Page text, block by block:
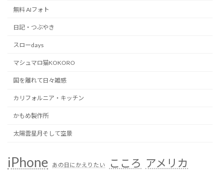
無料 AIフォト
日記・つぶやき
スローdays
マシュマロ猫KOKORO
国を離れて日々雑感
カリフォルニア・キッチン
かもめ製作所
太陽雲星月そして空景
iPhone あの日にかえりたい こころ アメリカ